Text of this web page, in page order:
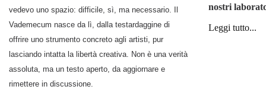
vedevo uno spazio: difficile, sì, ma necessario. Il
Vademecum nasce da lì, dalla testardaggine di
offrire uno strumento concreto agli artisti, pur
lasciando intatta la libertà creativa. Non è una verità
assoluta, ma un testo aperto, da aggiornare e
rimettere in discussione.
nostri
Leggi tutto...